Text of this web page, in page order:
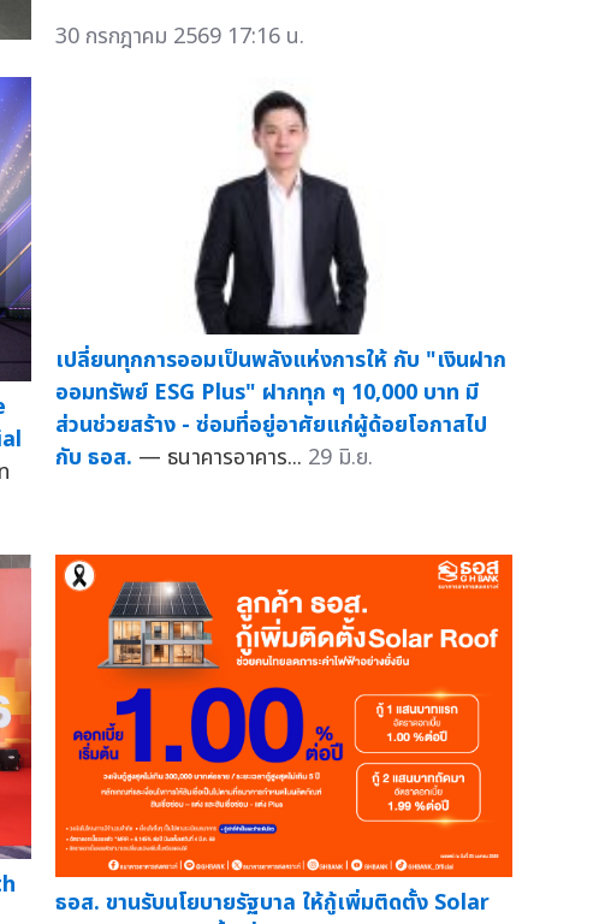
30 กรกฎาคม 2569 17:16 น.
เปลี่ยนทุกการออมเป็นพลังแห่งการให้ กับ "เงินฝาก
ออมทรัพย์ ESG Plus" ฝากทุก ๆ 10,000 บาท มี
ส่วนช่วยสร้าง - ซ่อมที่อยู่อาศัยแก่ผู้ด้อยโอกาสไป
กับ ธอส. — ธนาคารอาคาร... 29 มิ.ย.
ธอส. ขานรับนโยบายรัฐบาล ให้กู้เพิ่มติดตั้ง Solar